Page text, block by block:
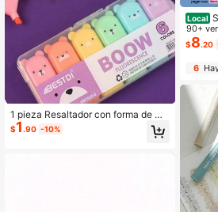
1 pieza Resaltador con forma de mi
ni oso lindo, marcador de punta obli
cua color macaron, papelería escol
$1 .90 -10%
Local
hol
y fina)
o y
90+
$8.20
6Hay